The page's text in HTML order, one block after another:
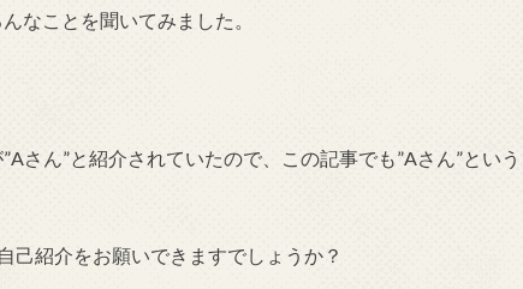
なことを聞いてみました。
さん”と紹介されていたので、この記事でも”Aさん”という
己紹介をお願いできますでしょうか？